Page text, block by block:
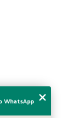
WhatsApp